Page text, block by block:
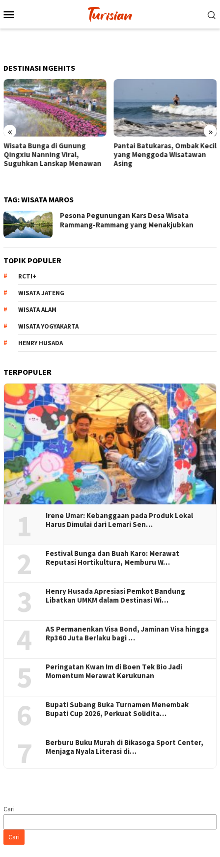
ke
Mobile
DESTINASI NGEHITS
« »
Pantai Batukaras, Ombak Kecil
yang Menggoda Wisatawan
Asing
Senja di Pantai
Wisatawan Menikmati Sore
dengan Bermain hingga
TAG:WISATA MAROS
Pesona Pegunungan Kars Desa Wisata
Rammang-Rammang yang Menakjubkan
TOPIK POPULER
RCTI+
WISATA JATENG
WISATA ALAM
WISATA YOGYAKARTA
HENRY HUSADA
TERPOPULER
1
Irene Umar: Kebanggaan pada Produk Lokal
Harus Dimulai dari Lemari Sen…
2
Festival Bunga dan Buah Karo: Merawat
Reputasi Hortikultura, Memburu W…
3
Henry Husada Apresiasi Pemkot Bandung
Libatkan UMKM dalam Destinasi Wi…
4
AS Permanenkan Visa Bond, Jaminan Visa hingga
Rp360 Juta Berlaku bagi …
5
Peringatan Kwan Im di Boen Tek Bio Jadi
Momentum Merawat Kerukunan
6
Bupati Subang Buka Turnamen Menembak
Bupati Cup 2026, Perkuat Solidita…
7
Berburu Buku Murah di Bikasoga Sport Center,
Menjaga Nyala Literasi di…
Cari
Cari